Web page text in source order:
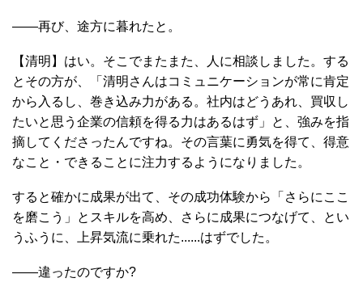
――再び、途方に暮れたと。
【清明】はい。そこでまたまた、人に相談しました。する
とその方が、「清明さんはコミュニケーションが常に肯定
から入るし、巻き込み力がある。社内はどうあれ、買収し
たいと思う企業の信頼を得る力はあるはず」と、強みを指
摘してくださったんですね。その言葉に勇気を得て、得意
なこと・できることに注力するようになりました。
すると確かに成果が出て、その成功体験から「さらにここ
を磨こう」とスキルを高め、さらに成果につなげて、とい
うふうに、上昇気流に乗れた......はずでした。
――違ったのですか?